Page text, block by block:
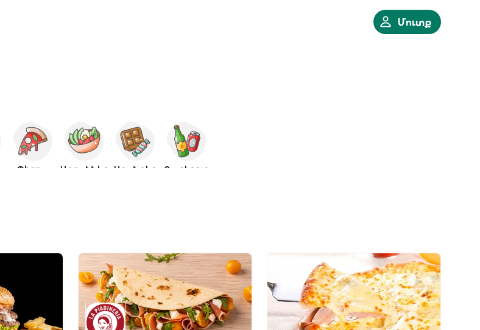
Մուտք
Պիցցա Աղցաններ Աղանդեր Գարեջուր